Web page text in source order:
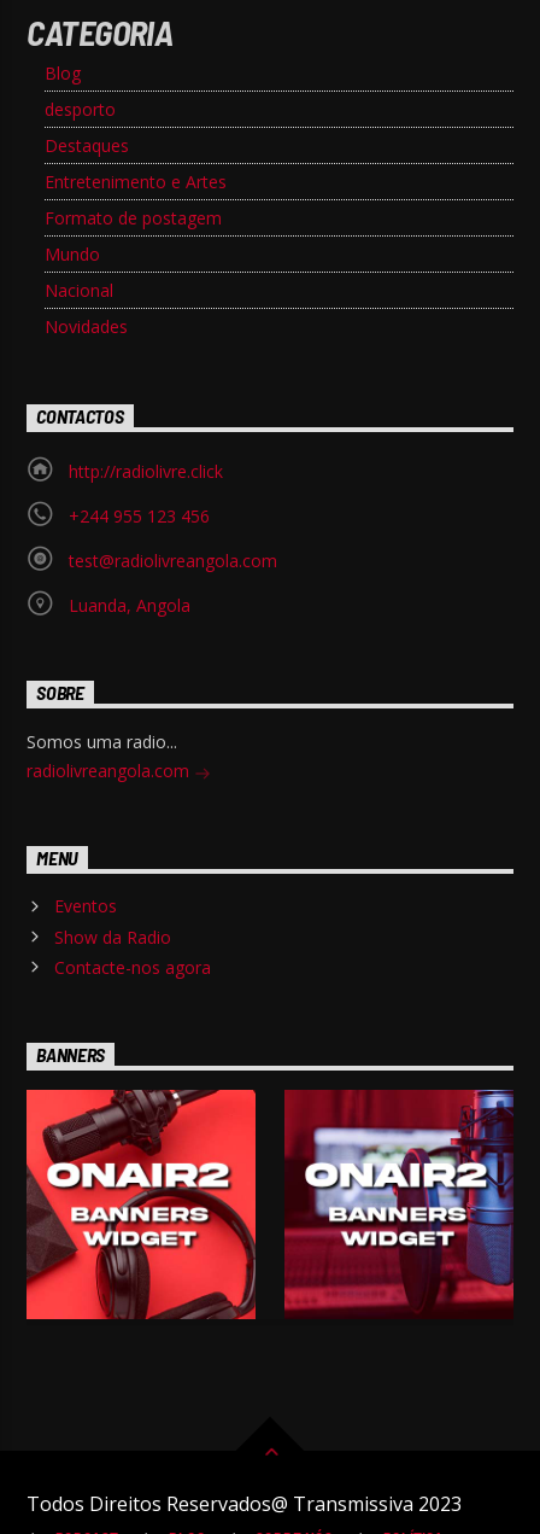
CATEGORIA
Blog
desporto
Destaques
Entretenimento e Artes
Formato de postagem
Mundo
Nacional
Novidades
CONTACTOS
http://radiolivre.click
+244 955 123 456
test@radiolivreangola.com
Luanda, Angola
SOBRE
Somos uma radio...
radiolivreangola.com
MENU
Eventos
Show da Radio
Contacte-nos agora
BANNERS
Todos Direitos Reservados@ Transmissiva 2023